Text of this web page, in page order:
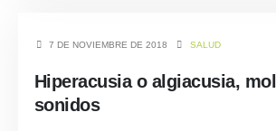
7 DE NOVIEMBRE DE 2018 SALUD
Hiperacusia o algiacusia,
sonidos